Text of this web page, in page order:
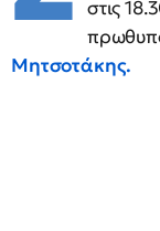
στις
Μητσοτάκης.